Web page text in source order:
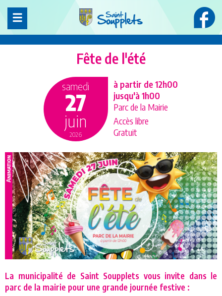
Fête de l'été
27
juin
2026
samedi
à partir de 12h00
jusqu'à 1h00
Parc de la Mairie
Accès libre
Gratuit
La municipalité de Saint Soupplets vous invite dans le
parc de la mairie pour une grande journée festive :
Panneau de gestion des cookies